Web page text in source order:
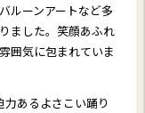
ルーンアートなど多
ました。笑顔あふれ
囲気に包まれていま
あるよさこい踊り